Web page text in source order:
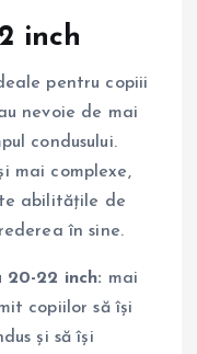
inch
pentru copiii
nevoie de mai
condusului.
mai complexe,
abilitățile de
în sine.
20-22 inch: mai
copiilor să își
și să își